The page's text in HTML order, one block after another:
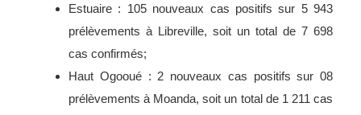
Estuaire : 105 nouveaux cas positifs sur 5 943
prélèvements à Libreville, soit un total de 7 698
cas confirmés;
Haut Ogooué : 2 nouveaux cas positifs sur 08
prélèvements à Moanda, soit un total de 1 211 cas